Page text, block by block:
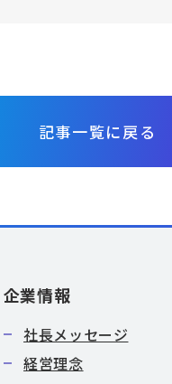
記事一覧に戻る
企業情報
社長メッセージ
経営理念